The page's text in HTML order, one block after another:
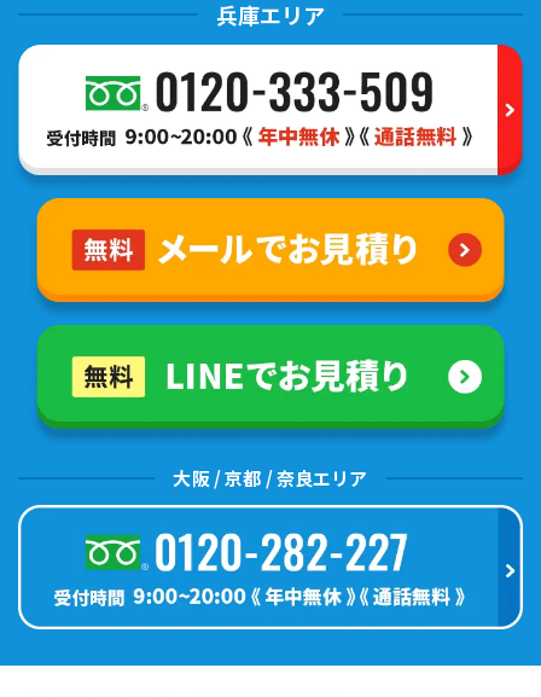
兵庫エリア
大阪 / 京都 / 奈良エリア